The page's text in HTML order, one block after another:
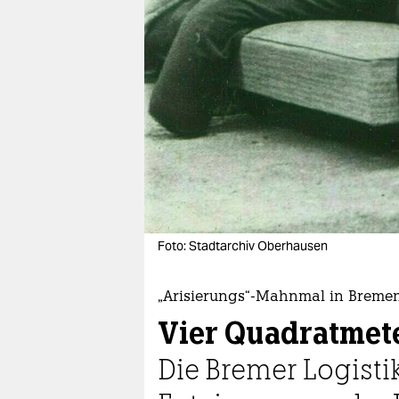
nord
wahrheit
verlag
verlag
veranstaltungen
shop
unterstützen
abo
genossenschaft
Foto: Stadtarchiv Oberhausen
„Arisierungs“-Mahnmal in
Vier
Die Bremer